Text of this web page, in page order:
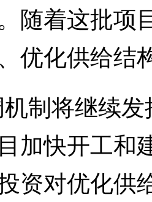
随着这批项
优化供给结
将继续发
加快开工和
资对优化供